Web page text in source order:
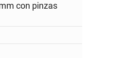
con pinzas